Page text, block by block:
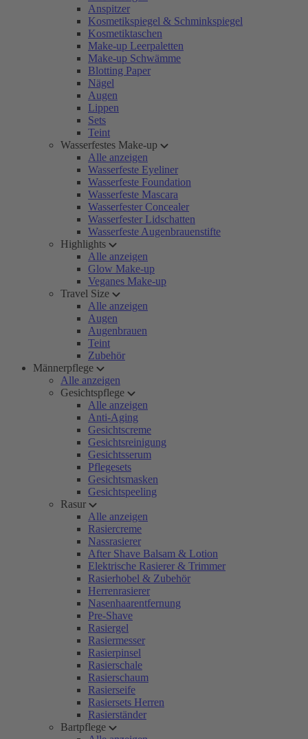
Anspitzer
Kosmetikspiegel & Schminkspiegel
Kosmetiktaschen
Make-up Leerpaletten
Make-up Schwämme
Blotting Paper
Nägel
Augen
Lippen
Sets
Teint
Wasserfestes Make-up
Alle anzeigen
Wasserfeste Eyeliner
Wasserfeste Foundation
Wasserfeste Mascara
Wasserfester Concealer
Wasserfester Lidschatten
Wasserfeste Augenbrauenstifte
Highlights
Alle anzeigen
Glow Make-up
Veganes Make-up
Travel Size
Alle anzeigen
Augen
Augenbrauen
Teint
Zubehör
Männerpflege
Alle anzeigen
Gesichtspflege
Alle anzeigen
Anti-Aging
Gesichtscreme
Gesichtsreinigung
Gesichtsserum
Pflegesets
Gesichtsmasken
Gesichtspeeling
Rasur
Alle anzeigen
Rasiercreme
Nassrasierer
After Shave Balsam & Lotion
Elektrische Rasierer & Trimmer
Rasierhobel & Zubehör
Herrenrasierer
Nasenhaarentfernung
Pre-Shave
Rasiergel
Rasiermesser
Rasierpinsel
Rasierschale
Rasierschaum
Rasierseife
Rasiersets Herren
Rasierständer
Bartpflege